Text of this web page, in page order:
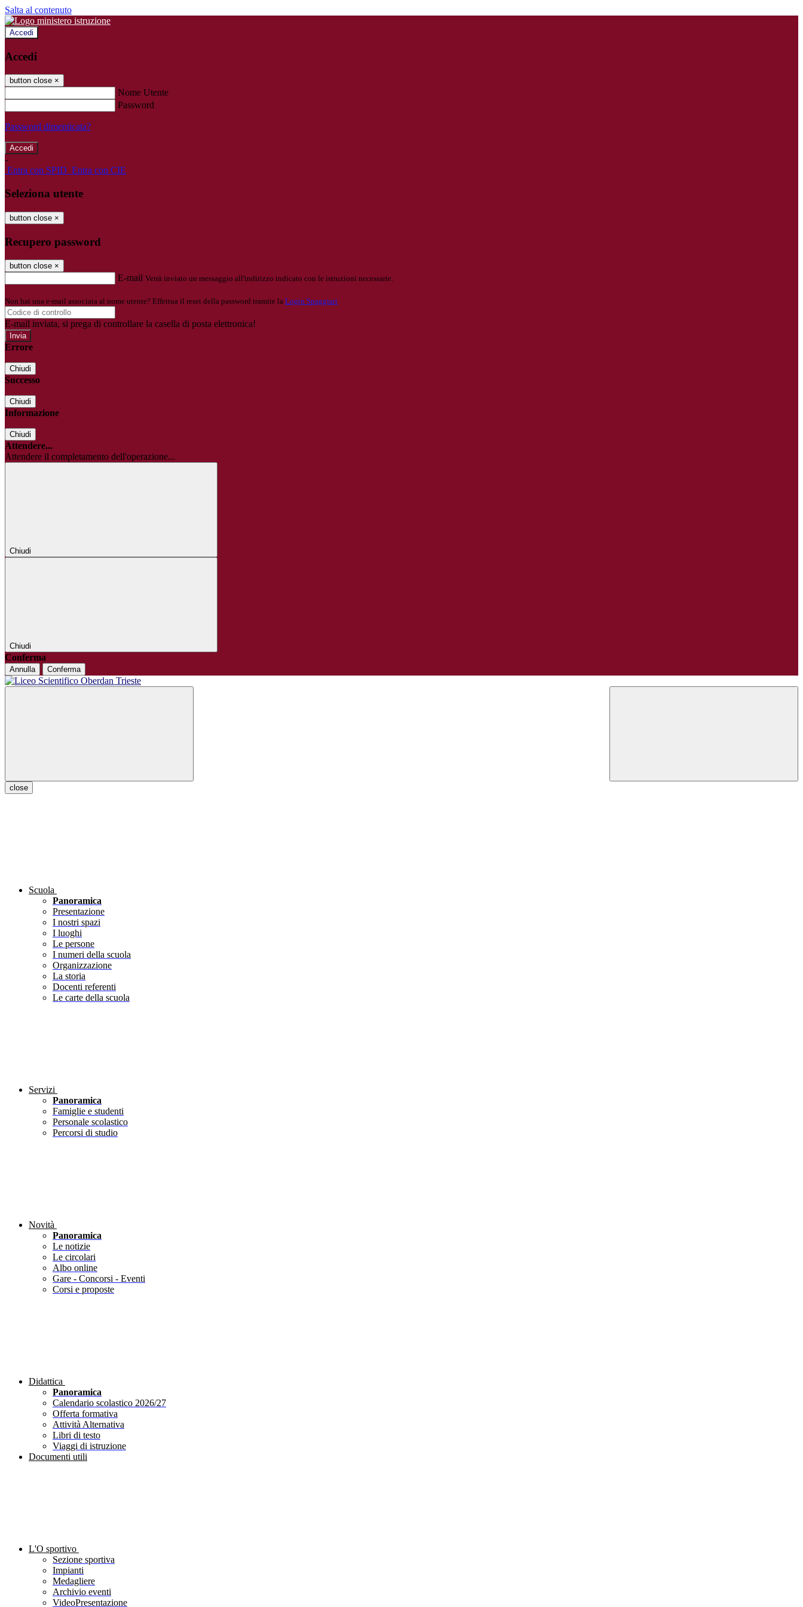
Salta al contenuto
Accedi
Accedi
button close ×
Nome Utente
Password
Password dimenticata?
-
Entra con SPID Entra con CIE
Seleziona utente
button close ×
Recupero password
button close ×
E-mail Verrà inviato un messaggio all'indirizzo indicato con le istruzioni necessarie.
Non hai una e-mail associata al nome utente? Effettua il reset della password tramite la Login Spaggiari
E-mail inviata, si prega di controllare la casella di posta elettronica!
Errore
Chiudi
Successo
Chiudi
Informazione
Chiudi
Attendere...
Attendere il completamento dell'operazione...
Chiudi
Chiudi
Conferma
Annulla Conferma
close
Scuola
Panoramica
Presentazione
I nostri spazi
I luoghi
Le persone
I numeri della scuola
Organizzazione
La storia
Docenti referenti
Le carte della scuola
Servizi
Panoramica
Famiglie e studenti
Personale scolastico
Percorsi di studio
Novità
Panoramica
Le notizie
Le circolari
Albo online
Gare - Concorsi - Eventi
Corsi e proposte
Didattica
Panoramica
Calendario scolastico 2026/27
Offerta formativa
Attività Alternativa
Libri di testo
Viaggi di istruzione
Documenti utili
L'O sportivo
Sezione sportiva
Impianti
Medagliere
Archivio eventi
VideoPresentazione